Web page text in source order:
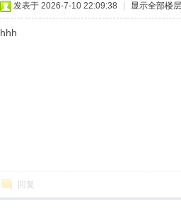
发表于 2026-7-10 22:09:38 显示全部楼层
hhh
回复